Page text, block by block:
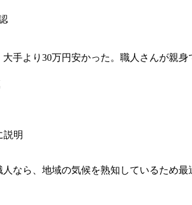
手より30万円安かった。職人さんが親身
説明
なら、地域の気候を熟知しているため最